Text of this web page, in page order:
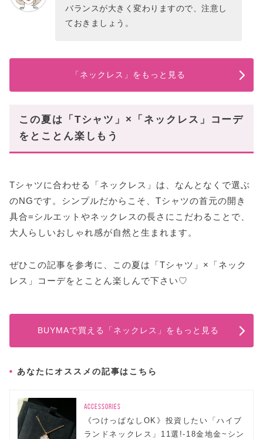
バランスが大きく変わりますので、注意し
ておきましょう。
「ネックレス」をもっと見る
この夏は「Tシャツ」×「ネックレス」コーデ
をとことん楽しもう
Tシャツに合わせる「ネックレス」は、なんとなくで選ぶ
のNGです。シンプルだからこそ、Tシャツの首元の開き
具合=シルエットやネックレスの長さにこだわることで、
大人らしいおしゃれ感が自然と生まれます。
ぜひこの記事を参考に、この夏は「Tシャツ」×「ネック
レス」コーデをとことん楽しんで下さい♡
BUYMAで買える「ネックレス」をもっと見る
あなたにオススメの記事はこちら
ACCESSORIES
《つけっぱなしOK》投資したい「ハイブ
ランドネックレス」11選!-18金地金~シン